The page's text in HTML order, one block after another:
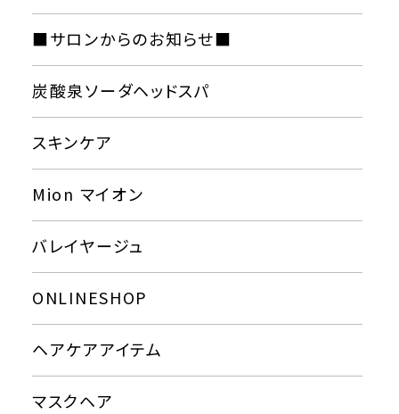
■サロンからのお知らせ■
炭酸泉ソーダヘッドスパ
スキンケア
Mion マイオン
バレイヤージュ
ONLINESHOP
ヘアケアアイテム
マスクヘア